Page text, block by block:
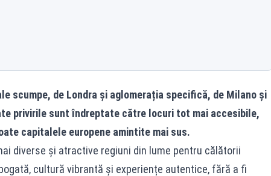
scumpe, de Londra și aglomerația specifică, de Milano și
privirile sunt îndreptate către locuri tot mai accesibile,
capitalele europene amintite mai sus.
diverse și atractive regiuni din lume pentru călătorii
cultură vibrantă și experiențe autentice, fără a fi